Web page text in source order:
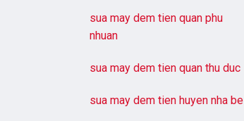
sua may dem tien quan phu
nhuan
sua may dem tien quan thu duc
sua may dem tien huyen nha be